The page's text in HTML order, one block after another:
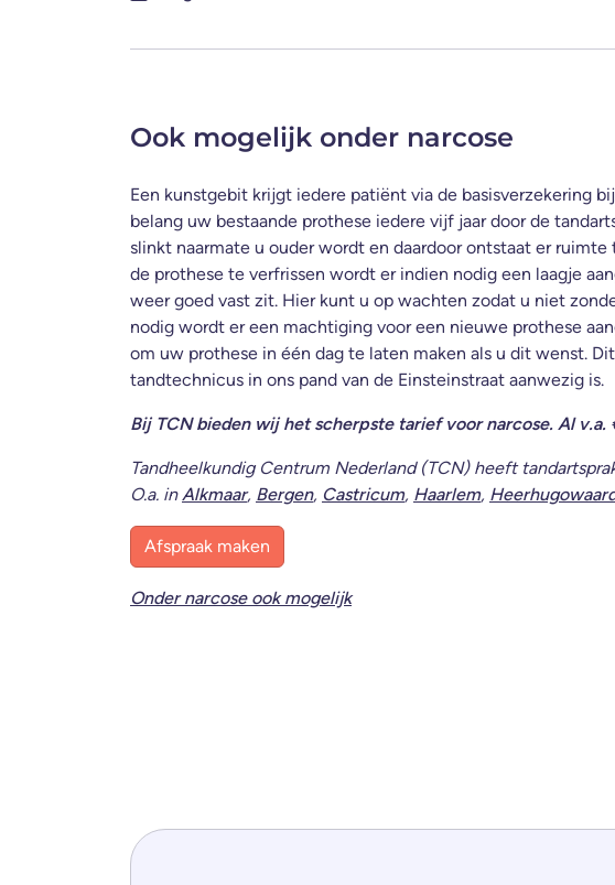
Ook mogelijk onder narcose
Een kunstgebit krijgt iedere patiënt via de basisverzekering
belang uw bestaande prothese iedere vijf jaar door de
slinkt naarmate u ouder wordt en daardoor ontstaat er ruimte
de prothese te verfrissen wordt er indien nodig een laagje
weer goed vast zit. Hier kunt u op wachten zodat u niet
nodig wordt er een machtiging voor een nieuwe prothese
om uw prothese in één dag te laten maken als u dit wenst.
tandtechnicus in ons pand van de Einsteinstraat aanwezig is.
Bij TCN bieden wij het scherpste tarief voor narcose. Al v.a.
Tandheelkundig Centrum Nederland (TCN) heeft
O.a. inAlkmaar, Bergen, Castricum, Haarlem,
Afspraak maken
Onder narcose ook mogelijk